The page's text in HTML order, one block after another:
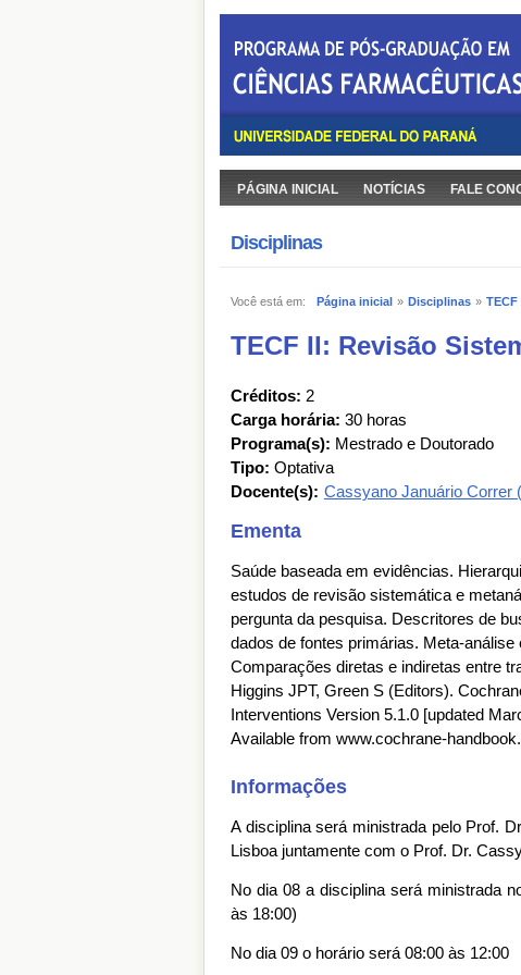
PÁGINA INICIAL NOTÍCIAS FALE
Disciplinas
Você está em: Página inicial » Disciplinas »
TECF II: Revisão
Créditos: 2
Carga horária: 30 horas
Programa(s): Mestrado e Doutorado
Tipo: Optativa
Docente(s): Cassyano Januário Correr
Ementa
Saúde baseada em evidências.
estudos de revisão sistemática e
pergunta da pesquisa. Descritores de
dados de fontes primárias. Meta-
Comparações diretas e indiretas entre
Higgins JPT, Green S (Editors).
Interventions Version 5.1.0 [updated
Available from www.cochrane-
Informações
A disciplina será ministrada pelo Prof.
Lisboa juntamente com o Prof. Dr.
No dia 08 a disciplina será ministrada
às 18:00)
No dia 09 o horário será 08:00 às 12:00